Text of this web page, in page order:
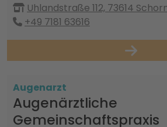
Uhlandstraße 112, 73614
+49 7181 63616
Augenarzt
Augenärztliche
Gemeinschaftspraxis